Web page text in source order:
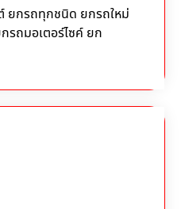
ยกรถทุกชนิด ยกรถใหม่
รถมอเตอร์ไซค์ ยก